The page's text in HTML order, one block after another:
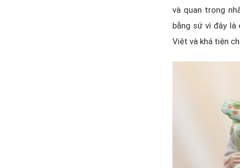
và quan trọng
bằng sứ vì đây
Việt và khá tiện